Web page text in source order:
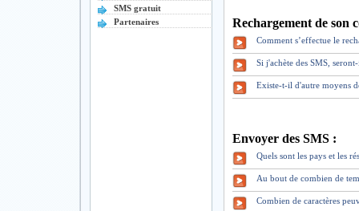
SMS gratuit
Partenaires
Rechargement de son
Comment s’effectue le
Si j'achète des SMS,
Existe-t-il d'autre moyens
Envoyer des SMS :
Quels sont les pays et les
Au bout de combien de
Combien de caractères